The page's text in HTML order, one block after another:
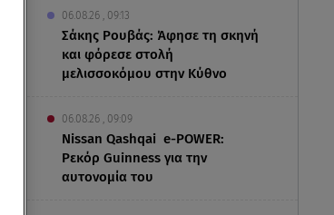
06.08.26 , 09:13
Σάκης Ρουβάς: Άφησε τη σκηνή
και φόρεσε στολή
μελισσοκόμου στην Κύθνο
06.08.26 , 09:09
Nissan Qashqai e-POWER:
Ρεκόρ Guinness για την
αυτονομία του